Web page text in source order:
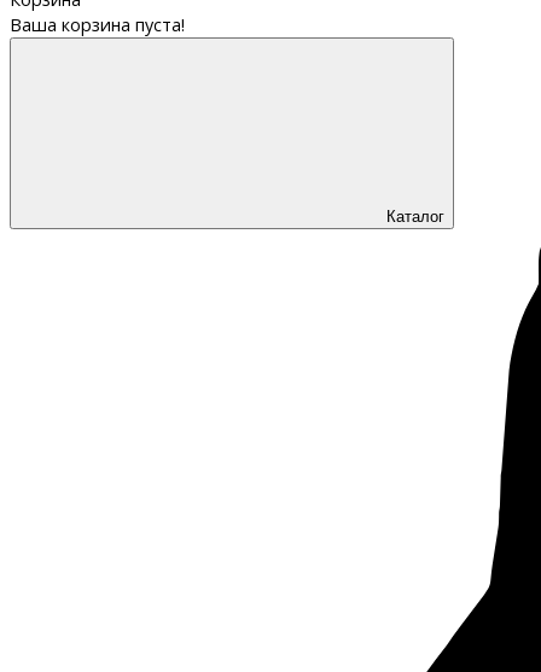
Ваша корзина пуста!
Каталог